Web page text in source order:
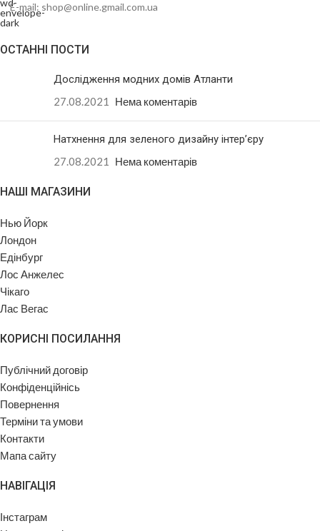
E-mail: shop@online.gmail.com.ua
ОСТАННІ ПОСТИ
Дослідження модних домів Атланти
27.08.2021
Нема коментарів
Натхнення для зеленого дизайну інтер’єру
27.08.2021
Нема коментарів
НАШІ МАГАЗИНИ
Нью Йорк
Лондон
Едінбург
Лос Анжелес
Чікаго
Лас Вегас
КОРИСНІ ПОСИЛАННЯ
Публічний договір
Конфіденційнісь
Повернення
Терміни та умови
Контакти
Мапа сайту
НАВІГАЦІЯ
Інстаграм